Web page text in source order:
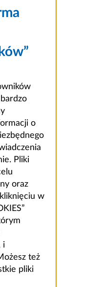
o
Pliki
oraz
w
i
też
pliki